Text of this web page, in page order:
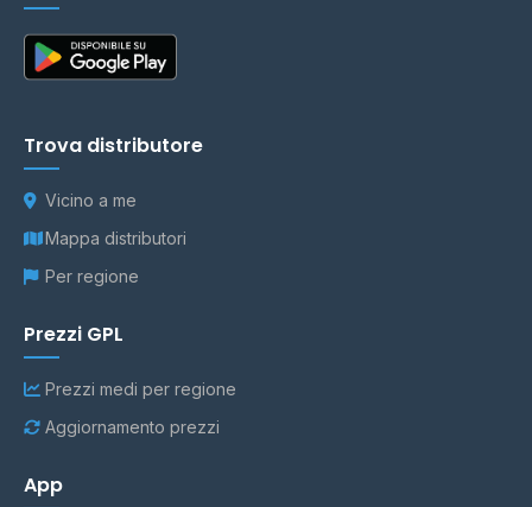
Trova distributore
Vicino a me
Mappa distributori
Per regione
Prezzi GPL
Prezzi medi per regione
Aggiornamento prezzi
App